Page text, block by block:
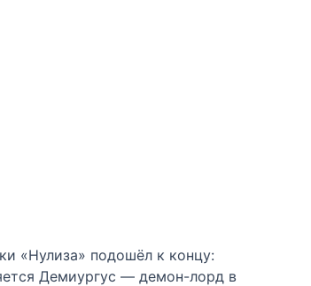
«Нулиза» подошёл к концу:
Демиургус — демон-лорд в